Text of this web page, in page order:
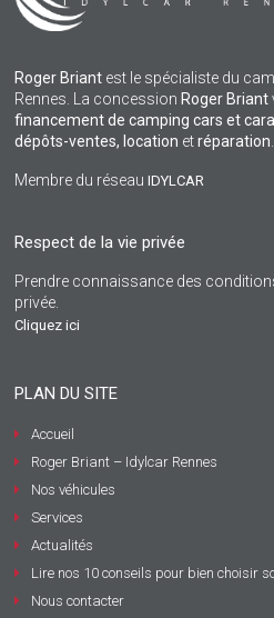
Roger Briant est le spécialiste du
Rennes. La concession Roger Briant
financement de camping cars et
dépôts-ventes, location etréparation
Membre du réseauIDYLCAR
Respect de la vie privée
Prendre connaissance des
privée.
Cliquez ici
PLAN DU SITE
Accueil
Roger Briant – Idylcar Rennes
Nos véhicules
Services
Actualités
Lire nos 10 conseils pour bien choisir
Nous contacter